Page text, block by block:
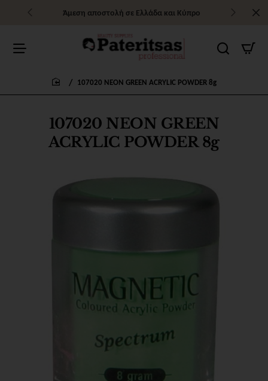
Άμεση αποστολή σε Ελλάδα και Κύπρο
107020 NEON GREEN
ACRYLIC POWDER 8g
107020 NEON GREEN ACRYLIC POWDER 8g